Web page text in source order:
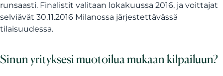
runsaasti. Finalistit valitaan lokakuussa 2016, ja voittajat
selviävät 30.11.2016 Milanossa järjestettävässä
tilaisuudessa.
Sinun yrityksesi muotoilua mukaan kilpailuun?